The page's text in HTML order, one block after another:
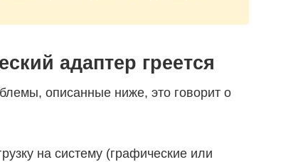
адаптер греется
описанные ниже, это говорит о
на систему (графические или